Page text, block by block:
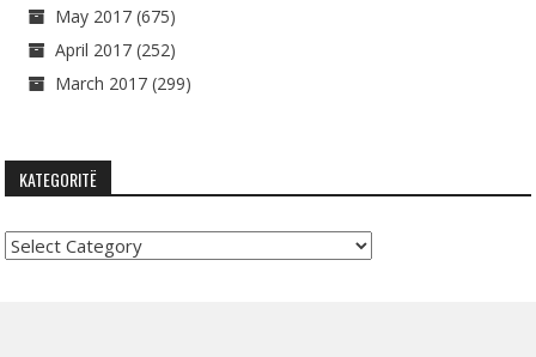
May 2017 (675)
April 2017 (252)
March 2017 (299)
KATEGORITË
Kategoritë